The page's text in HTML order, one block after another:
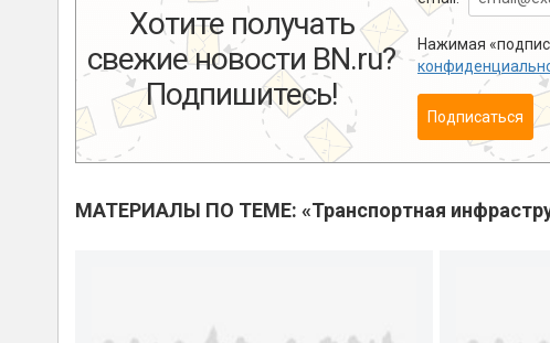
Хотите получать
свежие новости BN.ru?
Подпишитесь!
Нажимая
Подписаться
МАТЕРИАЛЫ ПО ТЕМЕ: «Транспортная